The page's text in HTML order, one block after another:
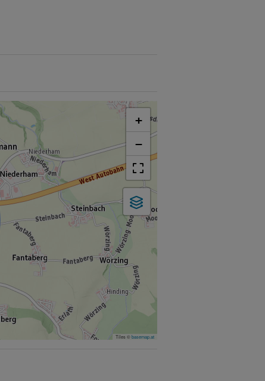
+
−
Tiles ©basemap.at